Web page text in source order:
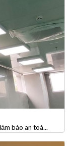
bảo an toà...